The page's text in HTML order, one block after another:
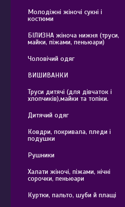
Молодіжні жіночі сукні і
костюми
БІЛИЗНА жіноча нижня (труси,
майки, піжами, пеньюари)
Чоловічий одяг
ВИШИВАНКИ
Труси дитячі (для дівчаток і
хлопчиків),майки та топіки.
Дитячий одяг
Ковдри, покривала, пледи і
подушки
Рушники
Халати жіночі, піжами, нічні
сорочки, пеньюари
Куртки, пальто, шуби й плащі